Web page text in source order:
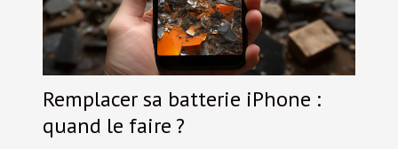
Remplacer sa batterie iPhone :
quand le faire ?